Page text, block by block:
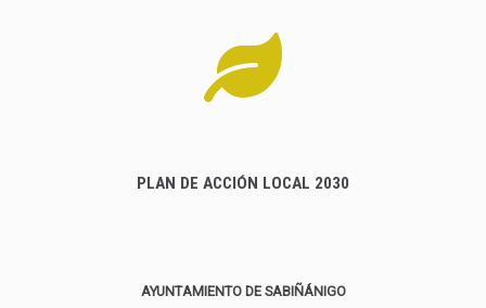
PLAN DE ACCIÓN LOCAL 2030
AYUNTAMIENTO DE SABIÑÁNIGO